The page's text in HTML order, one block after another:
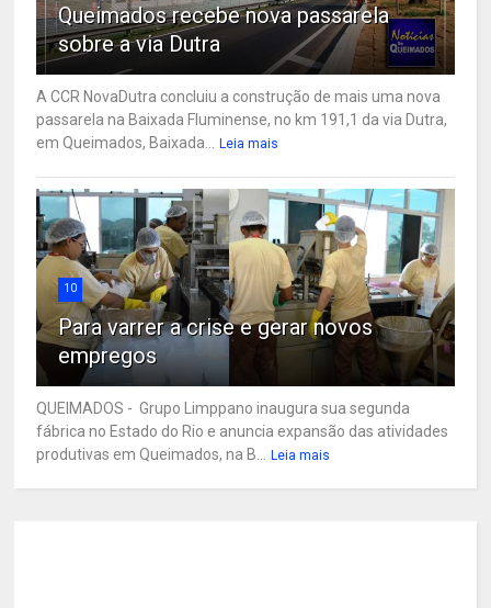
Queimados recebe nova passarela
sobre a via Dutra
A CCR NovaDutra concluiu a construção de mais uma nova
passarela na Baixada Fluminense, no km 191,1 da via Dutra,
em Queimados, Baixada...
Leia mais
10
Para varrer a crise e gerar novos
empregos
QUEIMADOS - Grupo Limppano inaugura sua segunda
fábrica no Estado do Rio e anuncia expansão das atividades
produtivas em Queimados, na B...
Leia mais